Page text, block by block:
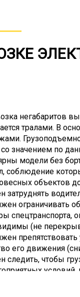
применяется
негабаритов
тралами. В
значением по
модели без
соблюдение
объектов
затруднять
ограничивать
спецтранспорта,
(не
его движения
следить, чтобы